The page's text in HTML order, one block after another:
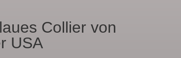
Collier von
USA